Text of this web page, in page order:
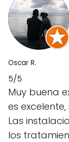
Oscar R.
5/5
Muy buena
es
Las
los